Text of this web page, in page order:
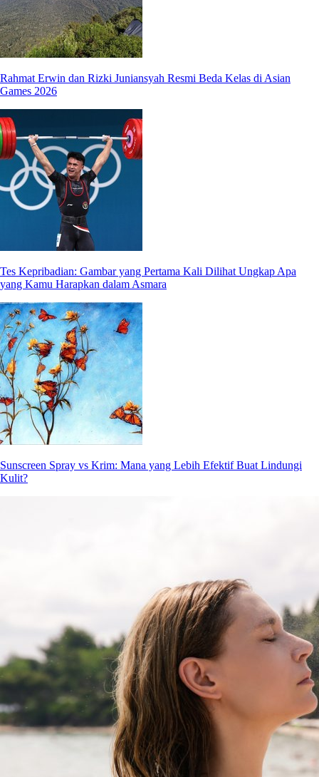
Rahmat Erwin dan Rizki Juniansyah Resmi Beda Kelas di Asian
Games 2026
Tes Kepribadian: Gambar yang Pertama Kali Dilihat Ungkap Apa
yang Kamu Harapkan dalam Asmara
Sunscreen Spray vs Krim: Mana yang Lebih Efektif Buat Lindungi
Kulit?